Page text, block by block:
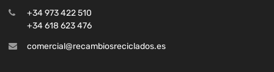
+34 973 422 510
+34 618 623 476
comercial@recambiosreciclados.es